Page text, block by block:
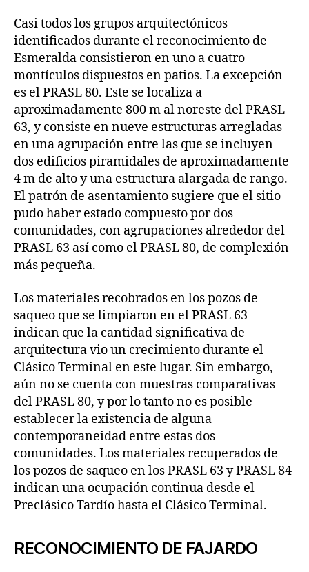
Casi todos los grupos arquitectónicos
identificados durante el reconocimiento de
Esmeralda consistieron en uno a cuatro
montículos dispuestos en patios. La excepción
es el PRASL 80. Este se localiza a
aproximadamente 800 m al noreste del PRASL
63, y consiste en nueve estructuras arregladas
en una agrupación entre las que se incluyen
dos edificios piramidales de aproximadamente
4 m de alto y una estructura alargada de rango.
El patrón de asentamiento sugiere que el sitio
pudo haber estado compuesto por dos
comunidades, con agrupaciones alrededor del
PRASL 63 así como el PRASL 80, de complexión
más pequeña.
Los materiales recobrados en los pozos de
saqueo que se limpiaron en el PRASL 63
indican que la cantidad significativa de
arquitectura vio un crecimiento durante el
Clásico Terminal en este lugar. Sin embargo,
aún no se cuenta con muestras comparativas
del PRASL 80, y por lo tanto no es posible
establecer la existencia de alguna
contemporaneidad entre estas dos
comunidades. Los materiales recuperados de
los pozos de saqueo en los PRASL 63 y PRASL 84
indican una ocupación continua desde el
Preclásico Tardío hasta el Clásico Terminal.
RECONOCIMIENTO DE FAJARDO